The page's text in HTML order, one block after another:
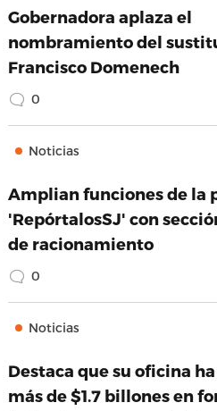
Gobernadora aplaza el
nombramiento del
Francisco Domenech
0
Noticias
Amplian funciones de la
'RepórtalosSJ' con
de racionamiento
0
Noticias
Destaca que su oficina
más de $1.7 billones en